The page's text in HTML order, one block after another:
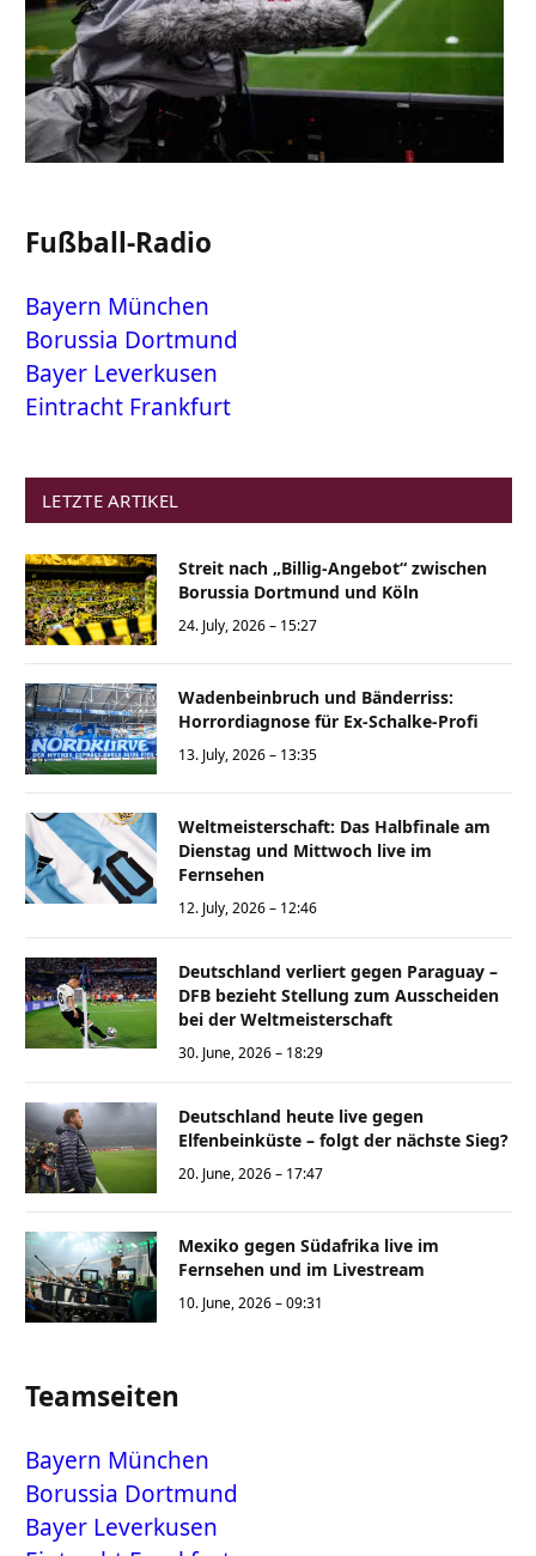
Fußball-Radio
Bayern München
Borussia Dortmund
Bayer Leverkusen
Eintracht Frankfurt
LETZTE ARTIKEL
Streit nach „Billig-Angebot“ zwischen
Borussia Dortmund und Köln
24. July, 2026 – 15:27
Wadenbeinbruch und Bänderriss:
Horrordiagnose für Ex-Schalke-Profi
13. July, 2026 – 13:35
Weltmeisterschaft: Das Halbfinale am
Dienstag und Mittwoch live im
Fernsehen
12. July, 2026 – 12:46
Deutschland verliert gegen Paraguay –
DFB bezieht Stellung zum Ausscheiden
bei der Weltmeisterschaft
30. June, 2026 – 18:29
Deutschland heute live gegen
Elfenbeinküste – folgt der nächste Sieg?
20. June, 2026 – 17:47
Mexiko gegen Südafrika live im
Fernsehen und im Livestream
10. June, 2026 – 09:31
Teamseiten
Bayern München
Borussia Dortmund
Bayer Leverkusen